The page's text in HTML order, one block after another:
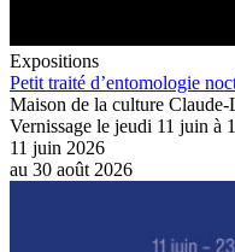
Expositions
Petit traité d’entomologie
Maison de la culture
Vernissage le jeudi 11 juin à
11 juin 2026
au 30 août 2026